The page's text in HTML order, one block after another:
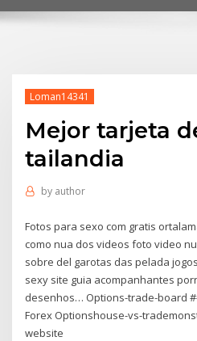
Loman14341
Mejor tarjeta
tailandia
by author
Fotos para sexo com gratis
como nua dos videos foto video
sobre del garotas das pelada
sexy site guia acompanhantes
desenhos… Options-trade-board
Forex Optionshouse-vs-
website